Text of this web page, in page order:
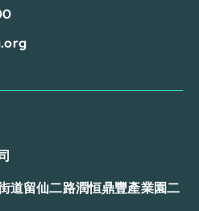
道留仙二路潤恒鼎豐產業園二